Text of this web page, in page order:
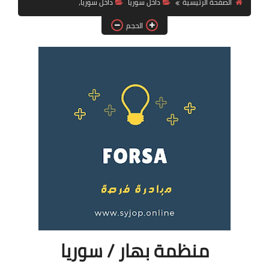
فرص عمل في العراق
فرص عمل في اليمن
دورات تدريبية
الحجم
منظمة بهار / سوريا